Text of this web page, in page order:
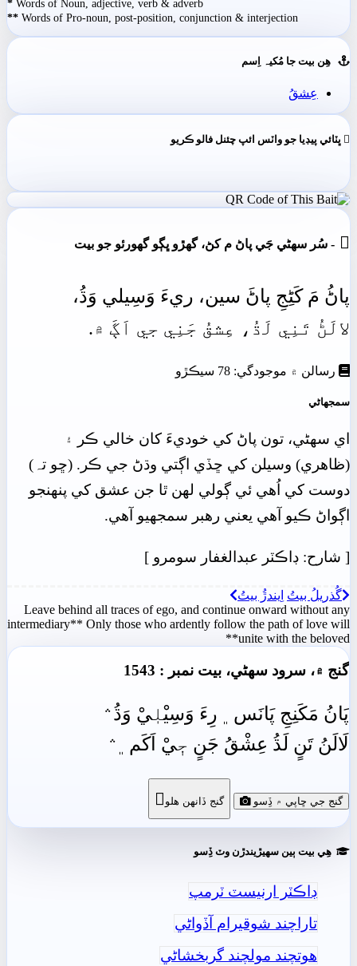
* Words of Noun, adjective, verb & adverb
** Words of Pro-noun, post-position, conjunction & interjection
ھِن بيت جا مُکيہ اِسم
عِشقُ
ڀٽائي پيڊيا جو واٽس ائپ چئنل فالو ڪريو
 - سُر سھڻي جَي پاڻ م کڻ، گهڙو ڀڳو گهورئو جو بيت
پاڻُ مَ کَڻِجِ پاڻَ سين، ريءَ وَسِيلي وَڌُ،
لالَڻُ تَنِي لَڌُ، عِشقُ جَنِي جي اَڳَ ۾.
رسالن ۾ موجودگي: 78 سيڪڙو
سمجهاڻي
اي سهڻي، تون پاڻ کي خوديءَ کان خالي ڪر ۽
(ظاهري) وسيلن کي ڇڏي اڳتي وڌڻ جي ڪر. (ڇو تہ)
دوست کي اُهي ئي ڳولي لھن ٿا جن عشق کي پنھنجو
اڳواڻ ڪيو آهي يعني رهبر سمجهيو آهي.
[ شارح: ڊاڪٽر عبدالغفار سومرو ]
گُذريلُ بيتُ اِيندڙُ بيتُ
Leave behind all traces of ego, and continue onward without any
intermediary** Only those who ardently follow the path of love will
unite with the beloved**
گنج ۾، سرود سھڻي، بيت نمبر : 1543
پَانُ مَکَنِجِ پَانَس﮼ رِءَ وَسِيْلٖيْ وَڌُ﮶
لَالَنُ تَنٍ لَڌُ عِشْقُ جَنٍ جٖيْ اَکَم﮼﮶
گنج جي ڇاپي ۾ ڏِسو گنج ڏانھن ھلو 
ھِي بيت ٻين سھيڙيندڙن وٽ ڏِسو
ڊاڪٽر ارنيسٽ ٽرمپ
تاراچند شوقيرام آڏواڻي
ھوتچند مولچند گربخشاڻي